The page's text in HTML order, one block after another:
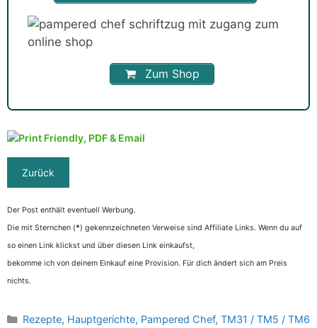
Zum Shop
Der Post enthält eventuell Werbung.
Die mit Sternchen (*) gekennzeichneten Verweise sind Affiliate Links. Wenn du auf
so einen Link klickst und über diesen Link einkaufst,
bekomme ich von deinem Einkauf eine Provision. Für dich ändert sich am Preis
nichts.
Kategorien
Rezepte, Hauptgerichte, Pampered Chef, TM31 / TM5 / TM6